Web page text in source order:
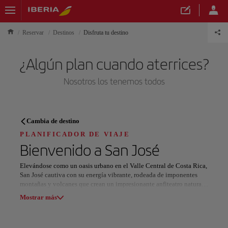
Reservar Destinos Disfruta tu destino
¿Algún plan cuando aterrices?
Nosotros los tenemos todos
PLANIFICADOR DE VIAJE
Descubre tu próximo destino
Nuestros destinos
Cambia de destino
PLANIFICADOR DE VIAJE
Bienvenido a San José
Elevándose como un oasis urbano en el Valle Central de Costa Rica,
San José cautiva con su energía vibrante, rodeada de imponentes
montañas y volcanes que crean un impresionante anfiteatro natural.
Esta dinámica ciudad cobra vida entre picos escarpados y frondosos
Mostrar más